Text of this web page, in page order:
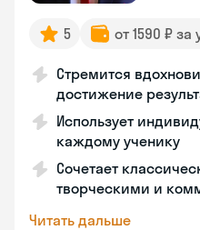
5 от 1590 ₽ за
Стремится
достижение
Использует
каждому ученику
Сочетает
творческими и
Читать дальше